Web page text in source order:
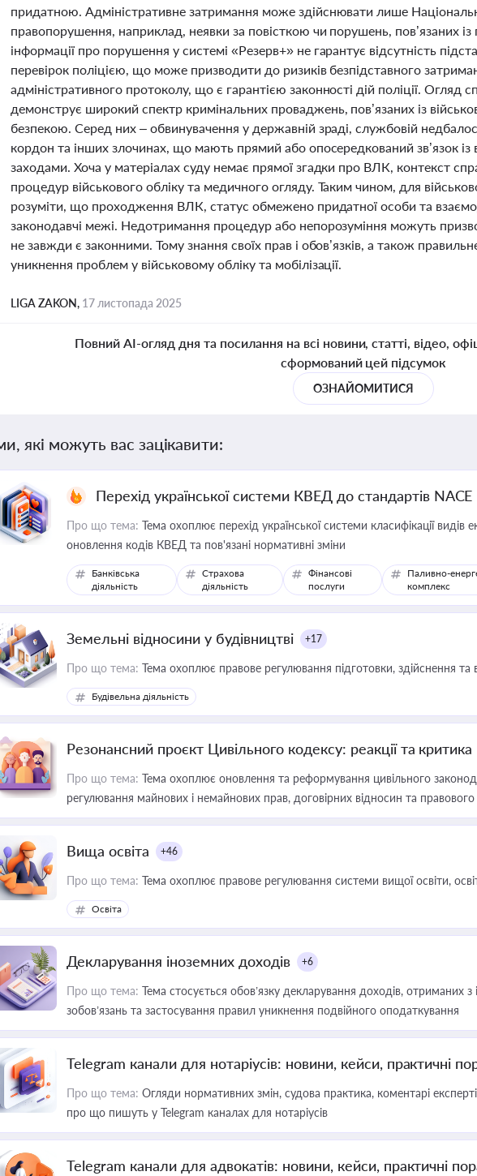
придатною. Адміністративне затримання може здійснювати лише
правопорушення, наприклад, неявки за повісткою чи порушень, пов’язаних
інформації про порушення у системі «Резерв+» не гарантує відсутність
перевірок поліцією, що може призводити до ризиків безпідставного
адміністративного протоколу, що є гарантією законності дій поліції. Огляд
демонструє широкий спектр кримінальних проваджень, пов’язаних із
безпекою. Серед них – обвинувачення у державній зраді, службовій
кордон та інших злочинах, що мають прямий або опосередкований зв’язок
заходами. Хоча у матеріалах суду немає прямої згадки про ВЛК, контекст
процедур військового обліку та медичного огляду. Таким чином, для
розуміти, що проходження ВЛК, статус обмежено придатної особи та
законодавчі межі. Недотримання процедур або непорозуміння можуть
не завжди є законними. Тому знання своїх прав і обов’язків, а також
уникнення проблем у військовому обліку та мобілізації.
LIGA ZAKON, 17 листопада 2025
Повний AI-огляд дня та посилання на всі новини, статті, відео,
сформований цей підсумок
ОЗНАЙОМИТИСЯ
які можуть вас зацікавити:
Перехід української системи КВЕД до стандартів NACE
Про що тема: Тема охоплює перехід української системи класифікації видів
оновлення кодів КВЕД та пов'язані нормативні зміни
Банківська
діяльність
Страхова
діяльність
Фінансові
послуги
Паливно-
комплекс
Земельні відносини у будівництві +17
Про що тема: Тема охоплює правове регулювання підготовки, здійснення та
Будівельна діяльність
Резонансний проєкт Цивільного кодексу: реакції та критика
Про що тема: Тема охоплює оновлення та реформування цивільного
регулювання майнових і немайнових прав, договірних відносин та правового
Вища освіта +46
Про що тема: Тема охоплює правове регулювання системи вищої освіти,
Освіта
Декларування іноземних доходів +6
Про що тема: Тема стосується обов’язку декларування доходів, отриманих
зобов’язань та застосування правил уникнення подвійного оподаткування
Telegram канали для нотаріусів: новини, кейси, практичні
Про що тема: Огляди нормативних змін, судова практика, коментарі
про що пишуть у Telegram каналах для нотаріусів
Telegram канали для адвокатів: новини, кейси, практичні